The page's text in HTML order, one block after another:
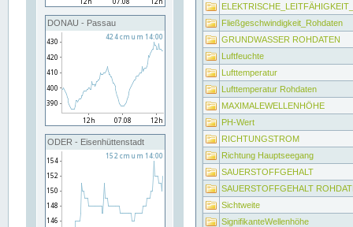
DONAU - Passau
ODER - Eisenhüttenstadt
Fließgeschwindigkeit_Rohdaten
GRUNDWASSER ROHDATEN
Luftfeuchte
Lufttemperatur
Lufttemperatur Rohdaten
MAXIMALEWELLENHÖHE
PH-Wert
RICHTUNGSTROM
Richtung Hauptseegang
SAUERSTOFFGEHALT
SAUERSTOFFGEHALT
Sichtweite
SignifikanteWellenhöhe